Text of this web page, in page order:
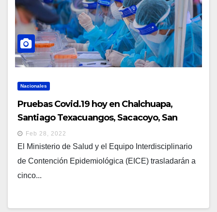
Nacionales
Pruebas Covid.19 hoy en Chalchuapa,
Santiago Texacuangos, Sacacoyo, San
Vicente y San Francisco Gotera
Feb 28, 2022
El Ministerio de Salud y el Equipo Interdisciplinario
de Contención Epidemiológica (EICE) trasladarán a
cinco...